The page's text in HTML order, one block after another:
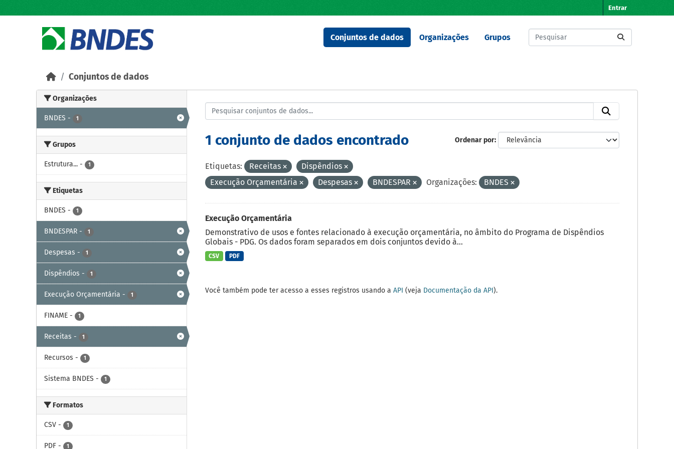
Entrar
Conjuntos de dados Organizações Grupos
Conjuntos de dados
Organizações
BNDES - 1
Grupos
Estrutura... - 1
Etiquetas
BNDES - 1
BNDESPAR - 1
Despesas - 1
Dispêndios - 1
Execução Orçamentária - 1
FINAME - 1
Receitas - 1
Recursos - 1
Sistema BNDES - 1
Formatos
CSV - 1
PDF - 1
Ordenar por
1 conjunto de dados encontrado
Etiquetas: Receitas
Dispêndios
Execução Orçamentária
Despesas BNDESPAR Organizações: BNDES
Execução Orçamentária
Demonstrativo de usos e fontes relacionado à execução orçamentária, no âmbito do Programa de Dispêndios
Globais - PDG. Os dados foram separados em dois conjuntos devido à...
CSV PDF
Você também pode ter acesso a esses registros usando a API (veja Documentação da API).